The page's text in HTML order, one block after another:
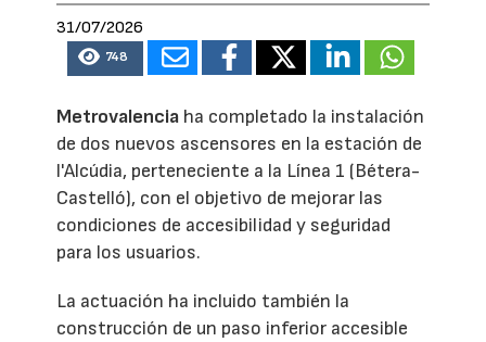
31/07/2026
748
Metrovalencia ha completado la instalación
de dos nuevos ascensores en la estación de
l'Alcúdia, perteneciente a la Línea 1 (Bétera-
Castelló), con el objetivo de mejorar las
condiciones de accesibilidad y seguridad
para los usuarios.
La actuación ha incluido también la
construcción de un paso inferior accesible